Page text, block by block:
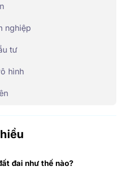
nghiệp
tư
hình
đai như thế nào?